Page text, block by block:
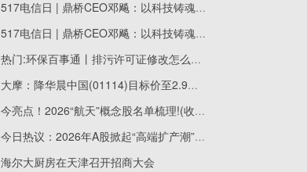
517电信日 | 鼎桥CEO邓飚：以科技铸魂强复原之力，筑就坚不可摧的“数字生命线”
517电信日 | 鼎桥CEO邓飚：以科技铸魂强复原之力，筑就坚不可摧的“数字生命线”
热门:环保百事通丨排污许可证修改怎么选？3个模块一次讲清！
大摩：降华晨中国(01114)目标价至2.9港元 评级“与大市同步”
今亮点！2026“航天”概念股名单梳理!(收藏)
今日热议：2026年A股掀起“高端扩产潮” AI与新能源领跑
海尔大厨房在天津召开招商大会